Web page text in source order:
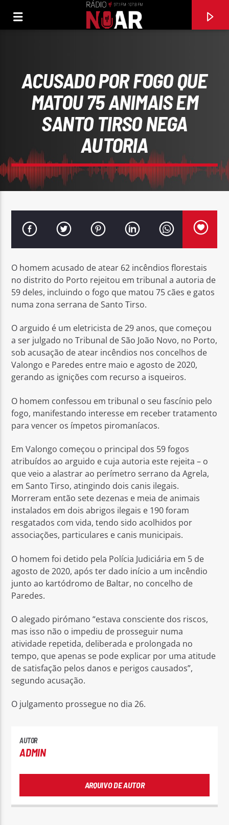
FAIXA ATUAL
97.1FM E 107.8 FM
RÁDIO NOAR
Rádio No ar
ACUSADO POR FOGO QUE
MATOU 75 ANIMAIS EM
SANTO TIRSO NEGA
AUTORIA
O homem acusado de atear 62 incêndios florestais
no distrito do Porto rejeitou em tribunal a autoria de
59 deles, incluindo o fogo que matou 75 cães e gatos
numa zona serrana de Santo Tirso.
O arguido é um eletricista de 29 anos, que começou
a ser julgado no Tribunal de São João Novo, no Porto,
sob acusação de atear incêndios nos concelhos de
Valongo e Paredes entre maio e agosto de 2020,
gerando as ignições com recurso a isqueiros.
O homem confessou em tribunal o seu fascínio pelo
fogo, manifestando interesse em receber tratamento
para vencer os ímpetos piromaníacos.
Em Valongo começou o principal dos 59 fogos
atribuídos ao arguido e cuja autoria este rejeita – o
que veio a alastrar ao perímetro serrano da Agrela,
em Santo Tirso, atingindo dois canis ilegais.
Morreram então sete dezenas e meia de animais
instalados em dois abrigos ilegais e 190 foram
resgatados com vida, tendo sido acolhidos por
associações, particulares e canis municipais.
O homem foi detido pela Polícia Judiciária em 5 de
agosto de 2020, após ter dado início a um incêndio
junto ao kartódromo de Baltar, no concelho de
Paredes.
O alegado pirómano “estava consciente dos riscos,
mas isso não o impediu de prosseguir numa
atividade repetida, deliberada e prolongada no
tempo, que apenas se pode explicar por uma atitude
de satisfação pelos danos e perigos causados”,
segundo acusação.
O julgamento prossegue no dia 26.
AUTOR
ADMIN
ARQUIVO DE AUTOR